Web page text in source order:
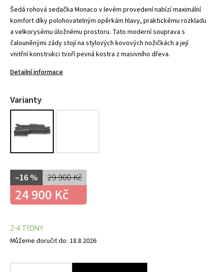
Šedá rohová sedačka Monaco v levém provedení nabízí maximální
komfort díky polohovatelným opěrkám hlavy, praktickému rozkladu
a velkorysému úložnému prostoru. Tato moderní souprava s
čalouněnými zády stojí na stylových kovových nožičkách a její
vnitřní konstrukci tvoří pevná kostra z masivního dřeva.
Detailní informace
Varianty
29 900 Kč
–16 %
24 900 Kč
2-4 TÝDNY
Můžeme doručit do: 18.8.2026